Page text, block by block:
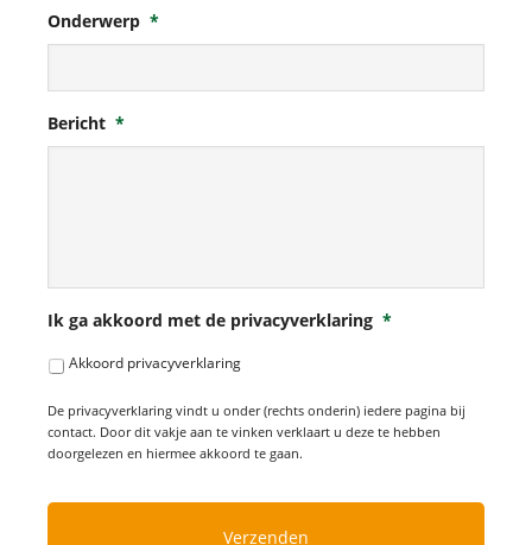
Onderwerp *
Bericht *
Ik ga akkoord met de privacyverklaring *
Akkoord privacyverklaring
De privacyverklaring vindt u onder (rechts onderin) iedere pagina bij
contact. Door dit vakje aan te vinken verklaart u deze te hebben
doorgelezen en hiermee akkoord te gaan.